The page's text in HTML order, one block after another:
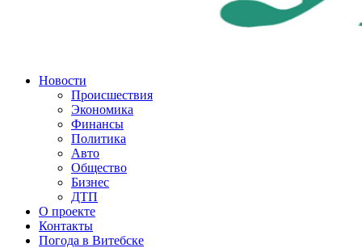
Новости
Происшествия
Экономика
Финансы
Политика
Авто
Общество
Бизнес
ДТП
О проекте
Контакты
Погода в Витебске